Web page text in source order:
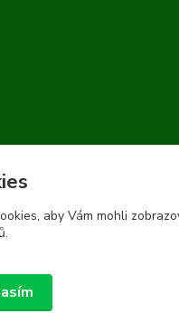
aby Vám mohli